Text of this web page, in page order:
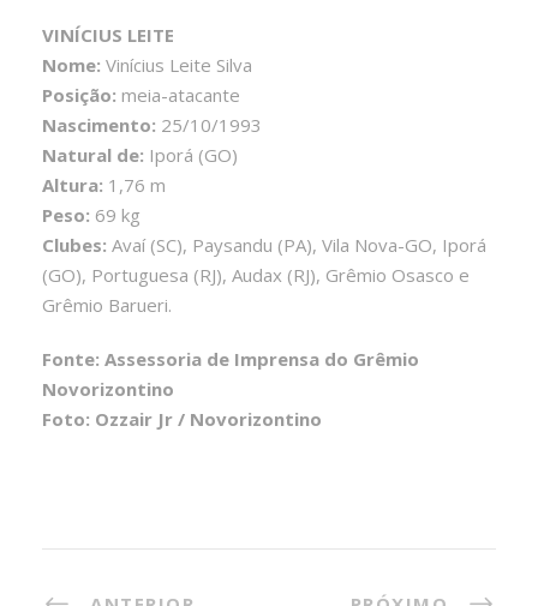
VINÍCIUS LEITE
Nome: Vinícius Leite Silva
Posição: meia-atacante
Nascimento: 25/10/1993
Natural de: Iporá (GO)
Altura: 1,76 m
Peso: 69 kg
Clubes: Avaí (SC), Paysandu (PA), Vila Nova-GO, Iporá
(GO), Portuguesa (RJ), Audax (RJ), Grêmio Osasco e
Grêmio Barueri.
Fonte: Assessoria de Imprensa do Grêmio
Novorizontino
Foto: Ozzair Jr / Novorizontino